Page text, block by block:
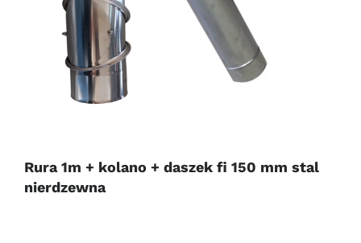
Rura 1m + kolano + daszek fi 150 mm stal
nierdzewna